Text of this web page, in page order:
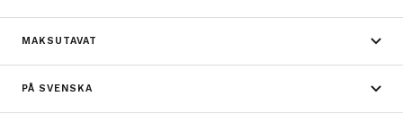
MAKSUTAVAT
PÅ SVENSKA